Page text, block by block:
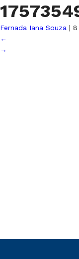
Fernada Iana Souza | 8
←
→